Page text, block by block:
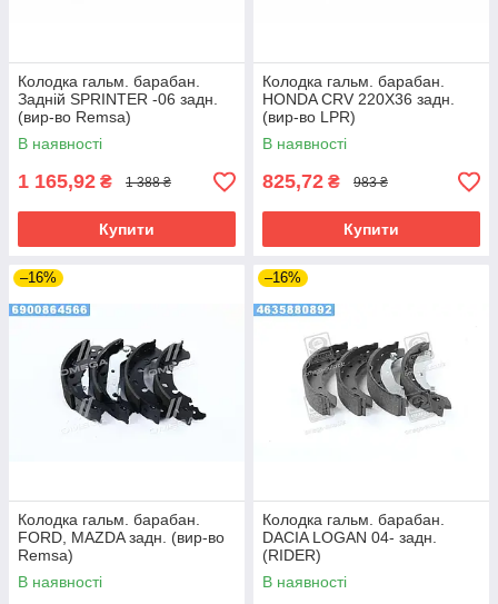
Колодка гальм. барабан.
Задній SPRINTER -06 задн.
(вир-во Remsa)
В наявності
1 165,92 ₴ 1 388 ₴
Купити
Колодка гальм. барабан.
HONDA CRV 220X36 задн.
(вир-во LPR)
В наявності
825,72 ₴ 983 ₴
Купити
–16%
Колодка гальм. барабан.
FORD, MAZDA задн. (вир-во
Remsa)
В наявності
–16%
Колодка гальм. барабан.
DACIA LOGAN 04- задн.
(RIDER)
В наявності